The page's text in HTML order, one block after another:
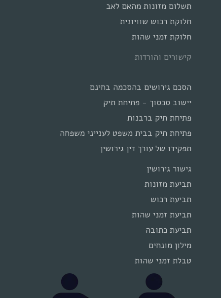
תשלום מזונות מהאם לאב
חלוקת רכוש שוויונית
חלוקת זמני שהות
קישורים והורדות
הסכם גירושים בהסכמה בחינם
יישוב סכסוך - פתיחת תיק
פתיחת תיק ברבנות
פתיחת תיק בבית משפט לענייני משפחה
תפקידו של עורך דין גירושין
גישור גירושין
תביעת מזונות
תביעת רכוש
תביעת זמני שהות
תביעת כתובה
מילון מונחים
טבלת זמני שהות